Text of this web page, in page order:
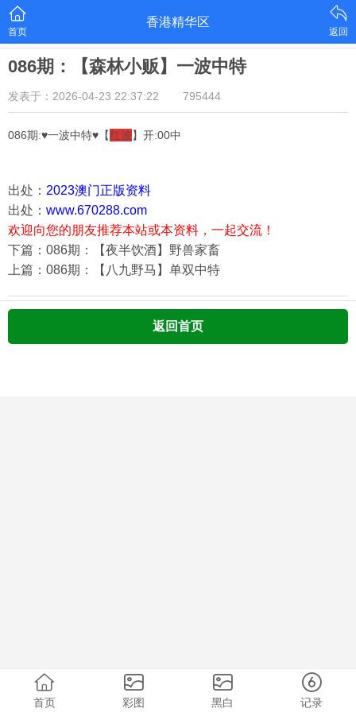
首页
香港精华区
返回
086期：【森林小贩】一波中特
发表于：2026-04-23 22:37:22 795444
086期:♥一波中特♥【红波】开:00中
出处： 2023澳门正版资料
出处： www.670288.com
欢迎向您的朋友推荐本站或本资料，一起交流！
下篇：086期：【夜半饮酒】野兽家畜
上篇：086期：【八九野马】单双中特
返回首页
首页 彩图 黑白 记录